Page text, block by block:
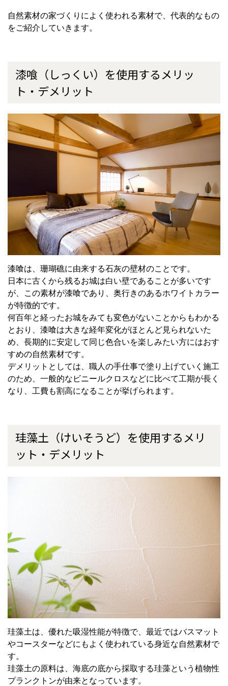
自然素材の家づくりによく使われる素材で、代表的なもの
をご紹介していきます。
漆喰（しっくい）を使用するメリッ
ト・デメリット
漆喰は、珊瑚礁に由来する石灰の壁材のことです。
日本に古くから残るお城は白い壁であることが多いです
が、この素材が漆喰であり、奥行きのあるホワイトカラー
が特徴的です。
何百年と経ったお城をみても変色がないことからもわかる
とおり、漆喰は大きな経年変化がほとんど見られないた
め、長期的に安定して同じ色合いを楽しみたい方にはおす
すめの自然素材です。
デメリットとしては、職人の手仕事で塗り上げていく施工
のため、一般的なビニールクロスなどに比べて工期が長く
なり、工費も割高になることが挙げられます。
珪藻土（けいそうど）を使用するメリ
ット・デメリット
珪藻土は、優れた吸湿性能が特徴で、最近ではバスマット
やコースターなどにもよく使われている身近な自然素材で
す。
珪藻土の原料は、海底の底から採取する珪藻という植物性
プランクトンが由来となっています。